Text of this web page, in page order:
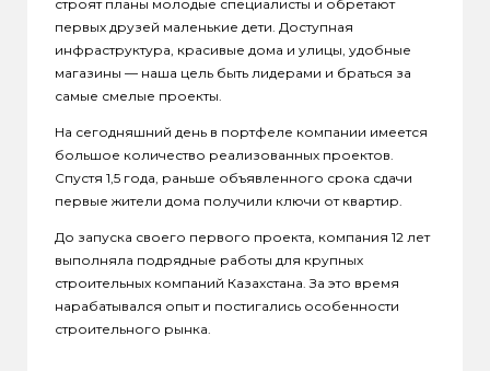
строят планы молодые специалисты и обретают
первых друзей маленькие дети. Доступная
инфраструктура, красивые дома и улицы, удобные
магазины — наша цель быть лидерами и браться за
самые смелые проекты.
На сегодняшний день в портфеле компании имеется
большое количество реализованных проектов.
Спустя 1,5 года, раньше объявленного срока сдачи
первые жители дома получили ключи от квартир.
До запуска своего первого проекта, компания 12 лет
выполняла подрядные работы для крупных
строительных компаний Казахстана. За это время
нарабатывался опыт и постигались особенности
строительного рынка.